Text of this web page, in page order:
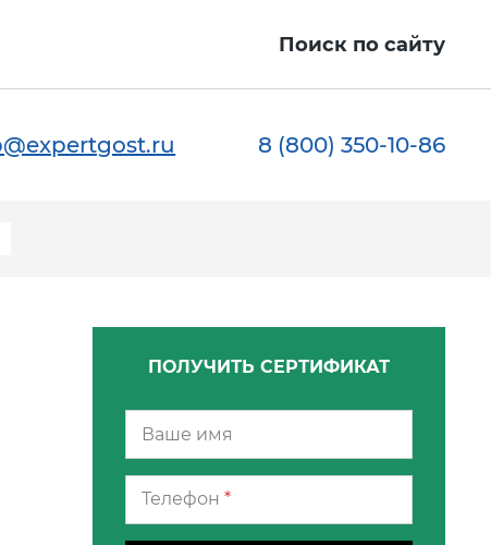
Поиск по сайту
8 (800) 350-10-86
ПОЛУЧИТЬ СЕРТИФИКАТ
Телефон *